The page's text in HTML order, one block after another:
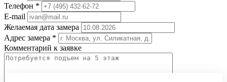
Телефон *
E-mail
Желаемая дата замера
Адрес замера *
Комментарий к заявке